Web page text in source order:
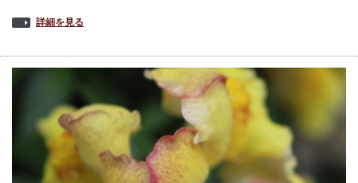
詳細を見る